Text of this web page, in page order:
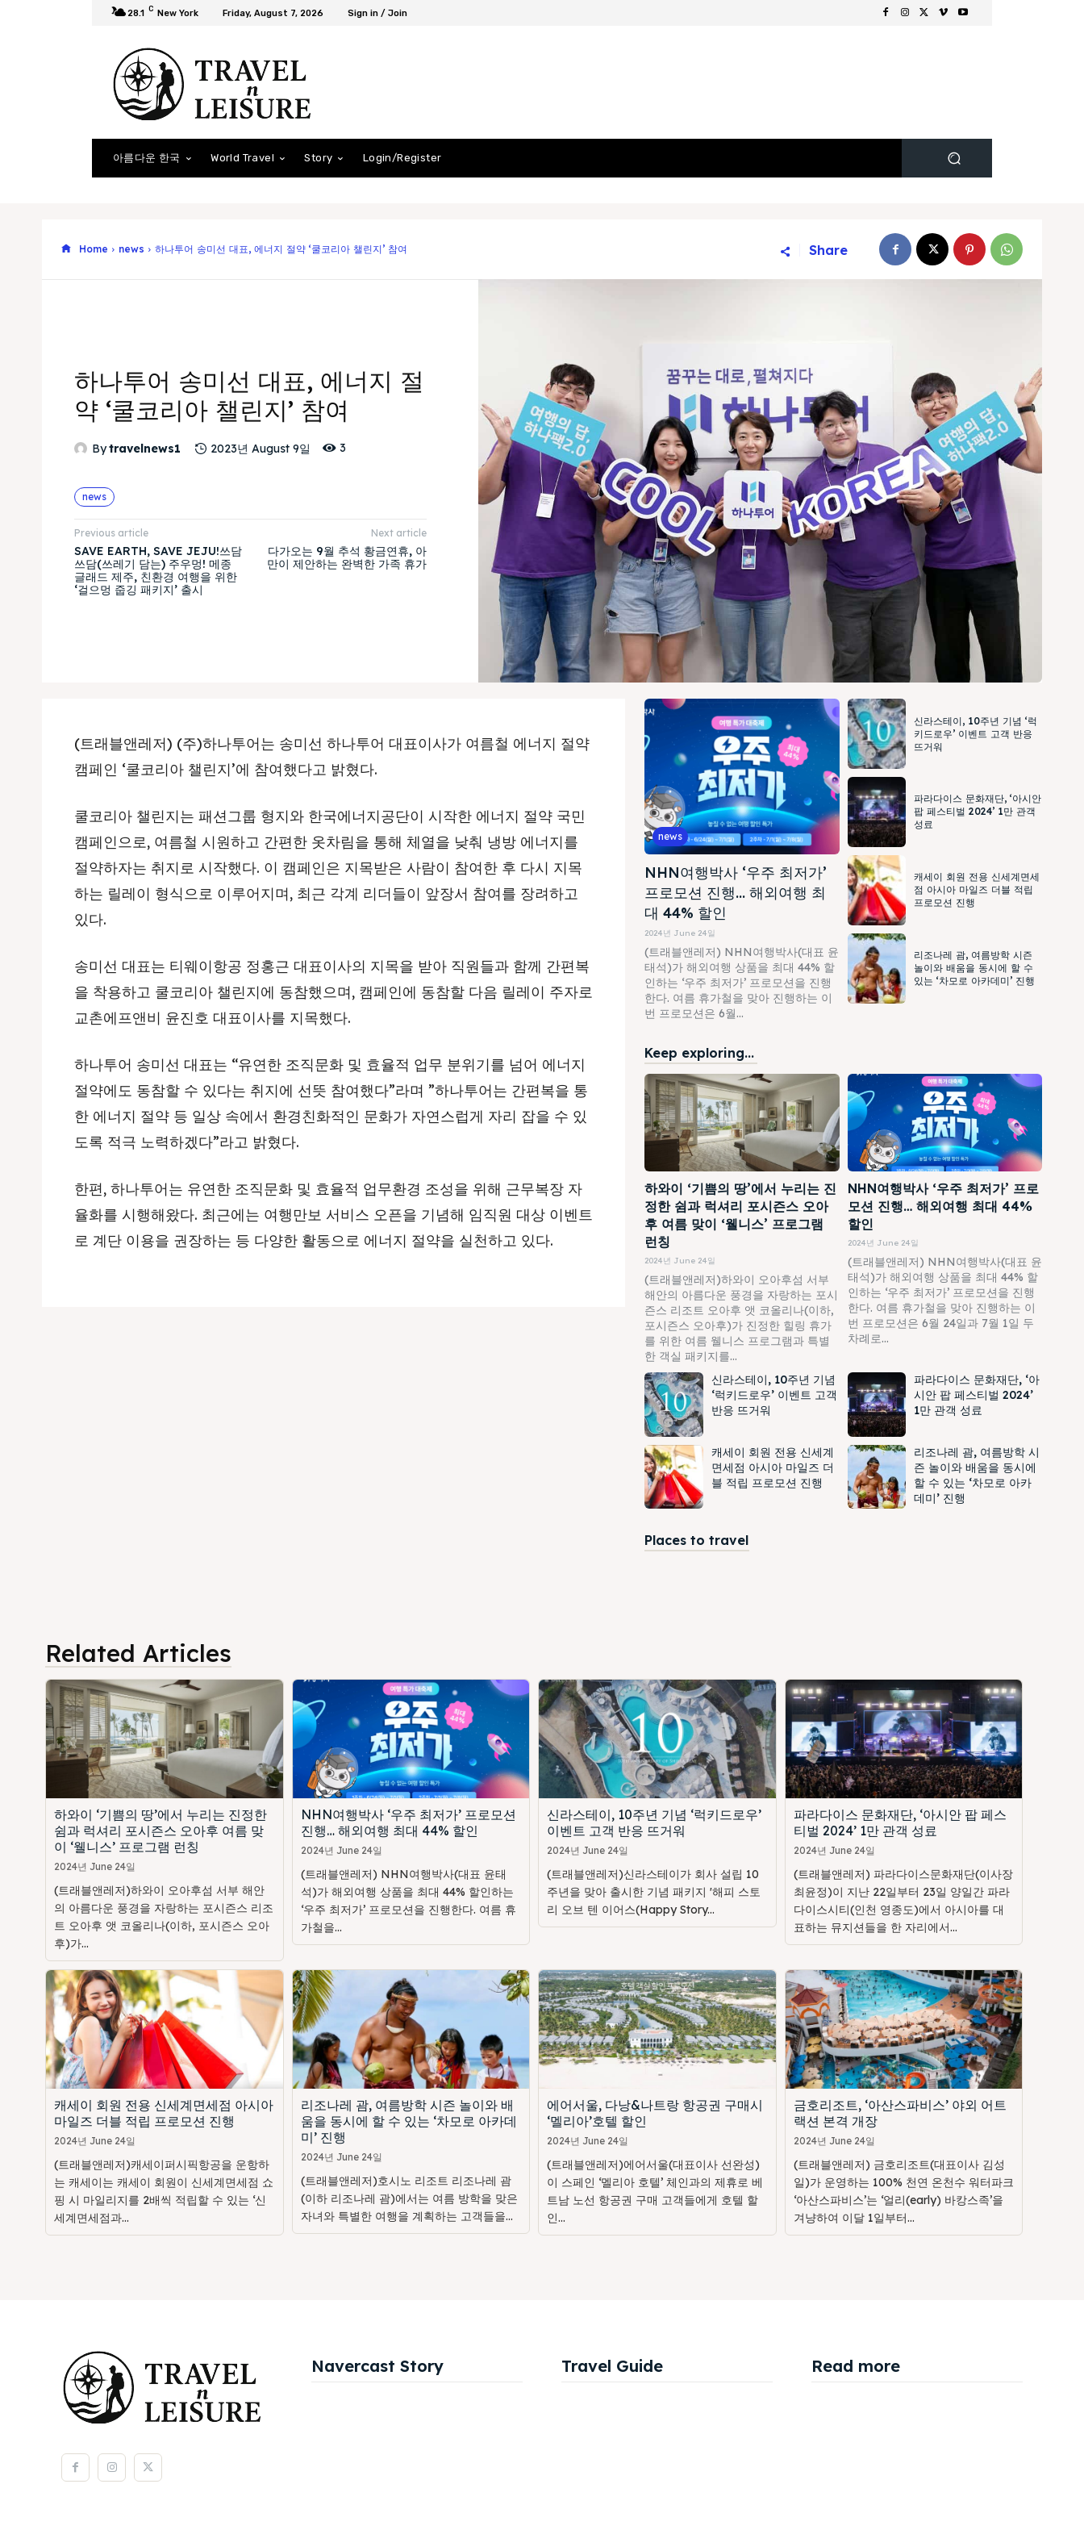
28.1 C New York Friday, August 7, 2026 Sign in / Join
아름다운 한국 World Travel Story Login/Register
Home news 하나투어 송미선 대표, 에너지 절약 ‘쿨코리아 챌린지’ 참여 Share
하나투어 송미선 대표, 에너지 절
약 ‘쿨코리아 챌린지’ 참여
Bytravelnews1 2023년 August 9일 3
news
Previous article
SAVE EARTH, SAVE JEJU!쓰담
쓰담(쓰레기 담는) 주우멍! 메종
글래드 제주, 친환경 여행을 위한
‘걸으멍 줍깅 패키지’ 출시
Next article
다가오는 9월 추석 황금연휴, 아
만이 제안하는 완벽한 가족 휴가
(트래블앤레저) (주)하나투어는 송미선 하나투어 대표이사가 여름철 에너지 절약
캠페인 ‘쿨코리아 챌린지’에 참여했다고 밝혔다.
쿨코리아 챌린지는 패션그룹 형지와 한국에너지공단이 시작한 에너지 절약 국민
캠페인으로, 여름철 시원하고 간편한 옷차림을 통해 체열을 낮춰 냉방 에너지를
절약하자는 취지로 시작했다. 이 캠페인은 지목받은 사람이 참여한 후 다시 지목
하는 릴레이 형식으로 이루어지며, 최근 각계 리더들이 앞장서 참여를 장려하고
있다.
송미선 대표는 티웨이항공 정홍근 대표이사의 지목을 받아 직원들과 함께 간편복
을 착용하고 쿨코리아 챌린지에 동참했으며, 캠페인에 동참할 다음 릴레이 주자로
교촌에프앤비 윤진호 대표이사를 지목했다.
하나투어 송미선 대표는 “유연한 조직문화 및 효율적 업무 분위기를 넘어 에너지
절약에도 동참할 수 있다는 취지에 선뜻 참여했다”라며 ”하나투어는 간편복을 통
한 에너지 절약 등 일상 속에서 환경친화적인 문화가 자연스럽게 자리 잡을 수 있
도록 적극 노력하겠다”라고 밝혔다.
한편, 하나투어는 유연한 조직문화 및 효율적 업무환경 조성을 위해 근무복장 자
율화를 시행해왔다. 최근에는 여행만보 서비스 오픈을 기념해 임직원 대상 이벤트
로 계단 이용을 권장하는 등 다양한 활동으로 에너지 절약을 실천하고 있다.
news
NHN여행박사 ‘우주 최저가’
프로모션 진행… 해외여행 최
대 44% 할인
2024년 June 24일
(트래블앤레저) NHN여행박사(대표 윤
태석)가 해외여행 상품을 최대 44% 할
인하는 ‘우주 최저가’ 프로모션을 진행
한다. 여름 휴가철을 맞아 진행하는 이
번 프로모션은 6월...
신라스테이, 10주년 기념 ‘럭
키드로우’ 이벤트 고객 반응
뜨거워
파라다이스 문화재단, ‘아시안
팝 페스티벌 2024’ 1만 관객
성료
캐세이 회원 전용 신세계면세
점 아시아 마일즈 더블 적립
프로모션 진행
리조나레 괌, 여름방학 시즌
놀이와 배움을 동시에 할 수
있는 ‘차모로 아카데미’ 진행
Keep exploring...
하와이 ‘기쁨의 땅’에서 누리는 진
정한 쉼과 럭셔리 포시즌스 오아
후 여름 맞이 ‘웰니스’ 프로그램
런칭
2024년 June 24일
(트래블앤레저)하와이 오아후섬 서부
해안의 아름다운 풍경을 자랑하는 포시
즌스 리조트 오아후 앳 코올리나(이하,
포시즌스 오아후)가 진정한 힐링 휴가
를 위한 여름 웰니스 프로그램과 특별
한 객실 패키지를...
NHN여행박사 ‘우주 최저가’ 프로
모션 진행… 해외여행 최대 44%
할인
2024년 June 24일
(트래블앤레저) NHN여행박사(대표 윤
태석)가 해외여행 상품을 최대 44% 할
인하는 ‘우주 최저가’ 프로모션을 진행
한다. 여름 휴가철을 맞아 진행하는 이
번 프로모션은 6월 24일과 7월 1일 두
차례로...
신라스테이, 10주년 기념
‘럭키드로우’ 이벤트 고객
반응 뜨거워
파라다이스 문화재단, ‘아
시안 팝 페스티벌 2024’
1만 관객 성료
캐세이 회원 전용 신세계
면세점 아시아 마일즈 더
블 적립 프로모션 진행
리조나레 괌, 여름방학 시
즌 놀이와 배움을 동시에
할 수 있는 ‘차모로 아카
데미’ 진행
Places to travel
Related Articles
하와이 ‘기쁨의 땅’에서 누리는 진정한
쉼과 럭셔리 포시즌스 오아후 여름 맞
이 ‘웰니스’ 프로그램 런칭
2024년 June 24일
(트래블앤레저)하와이 오아후섬 서부 해안
의 아름다운 풍경을 자랑하는 포시즌스 리조
트 오아후 앳 코올리나(이하, 포시즌스 오아
후)가...
NHN여행박사 ‘우주 최저가’ 프로모션
진행… 해외여행 최대 44% 할인
2024년 June 24일
(트래블앤레저) NHN여행박사(대표 윤태
석)가 해외여행 상품을 최대 44% 할인하는
‘우주 최저가’ 프로모션을 진행한다. 여름 휴
가철을...
신라스테이, 10주년 기념 ‘럭키드로우’
이벤트 고객 반응 뜨거워
2024년 June 24일
(트래블앤레저)신라스테이가 회사 설립 10
주년을 맞아 출시한 기념 패키지 '해피 스토
리 오브 텐 이어스(Happy Story...
파라다이스 문화재단, ‘아시안 팝 페스
티벌 2024’ 1만 관객 성료
2024년 June 24일
(트래블앤레저) 파라다이스문화재단(이사장
최윤정)이 지난 22일부터 23일 양일간 파라
다이스시티(인천 영종도)에서 아시아를 대
표하는 뮤지션들을 한 자리에서...
캐세이 회원 전용 신세계면세점 아시아
마일즈 더블 적립 프로모션 진행
2024년 June 24일
(트래블앤레저)캐세이퍼시픽항공을 운항하
는 캐세이는 캐세이 회원이 신세계면세점 쇼
핑 시 마일리지를 2배씩 적립할 수 있는 ‘신
세계면세점과...
리조나레 괌, 여름방학 시즌 놀이와 배
움을 동시에 할 수 있는 ‘차모로 아카데
미’ 진행
2024년 June 24일
(트래블앤레저)호시노 리조트 리조나레 괌
(이하 리조나레 괌)에서는 여름 방학을 맞은
자녀와 특별한 여행을 계획하는 고객들을...
에어서울, 다낭&나트랑 항공권 구매시
‘멜리아’호텔 할인
2024년 June 24일
(트래블앤레저)에어서울(대표이사 선완성)
이 스페인 ‘멜리아 호텔’ 체인과의 제휴로 베
트남 노선 항공권 구매 고객들에게 호텔 할
인...
금호리조트, ‘아산스파비스’ 야외 어트
랙션 본격 개장
2024년 June 24일
(트래블앤레저) 금호리조트(대표이사 김성
일)가 운영하는 100% 천연 온천수 워터파크
‘아산스파비스’는 ‘얼리(early) 바캉스족’을
겨냥하여 이달 1일부터...
Navercast Story Travel Guide Read more